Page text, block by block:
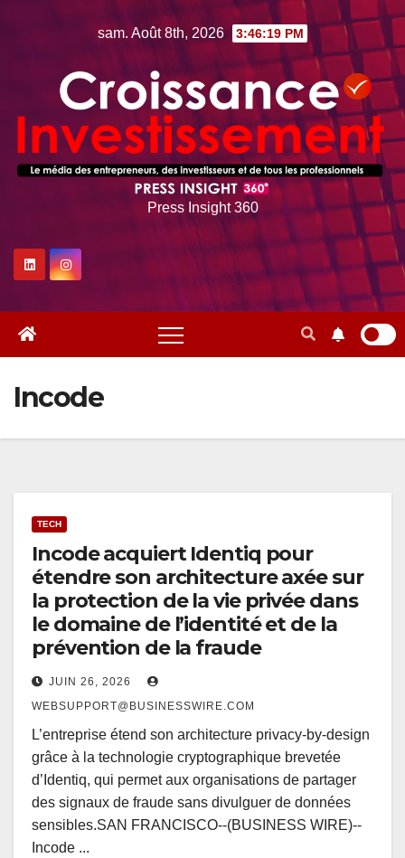
sam. Août 8th, 2026 3:46:20 PM
Press Insight 360
Incode
TECH
Incode acquiert Identiq pour
étendre son architecture axée sur
la protection de la vie privée dans
le domaine de l’identité et de la
prévention de la fraude
JUIN 26, 2026
WEBSUPPORT@BUSINESSWIRE.COM
L’entreprise étend son architecture privacy-by-design
grâce à la technologie cryptographique brevetée
d’Identiq, qui permet aux organisations de partager
des signaux de fraude sans divulguer de données
sensibles.SAN FRANCISCO--(BUSINESS WIRE)--
Incode ...